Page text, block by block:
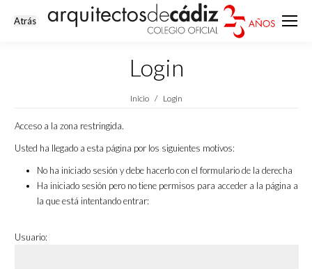
Login
Estás aquí:
Inicio Login
Acceso a la zona restringida.
Usted ha llegado a esta página por los siguientes motivos:
No ha iniciado sesión y debe hacerlo con el formulario de la derecha
Ha iniciado sesión pero no tiene permisos para acceder a la página a
la que está intentando entrar:
Usuario: